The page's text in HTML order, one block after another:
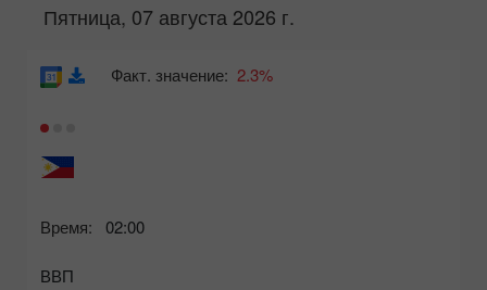
Пятница, 07 августа 2026 г.
Время: 02:00
ВВП
Факт. значение: 2.3%